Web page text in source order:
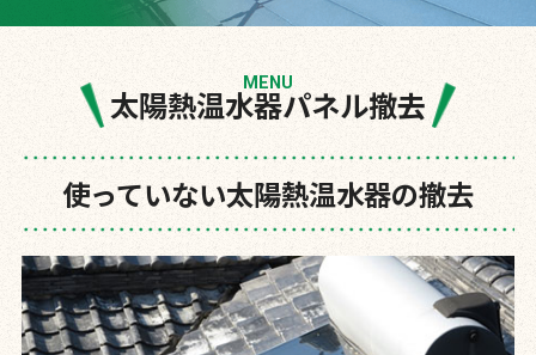
太陽熱温水器パネル撤去
MENU
使っていない太陽熱温水器の撤去